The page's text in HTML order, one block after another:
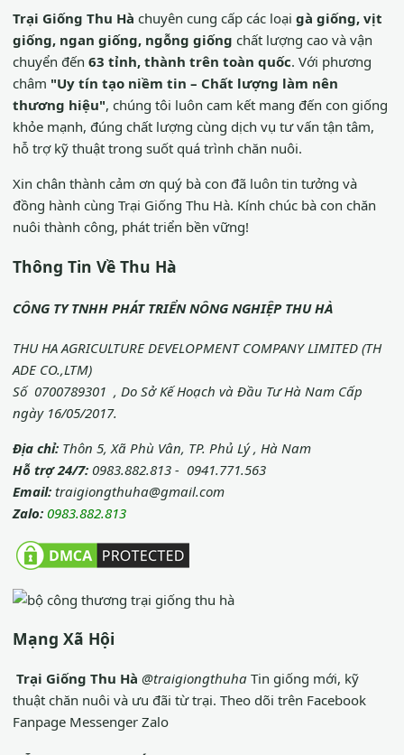
Trại Giống Thu Hà chuyên cung cấp các loạigà giống, vịt
giống, ngan giống, ngỗng giống chất lượng cao và vận
chuyển đến63 tỉnh, thành trên toàn quốc. Với phương
châm "Uy tín tạo niềm tin – Chất lượng làm nên
thương hiệu", chúng tôi luôn cam kết mang đến con giống
khỏe mạnh, đúng chất lượng cùng dịch vụ tư vấn tận tâm,
hỗ trợ kỹ thuật trong suốt quá trình chăn nuôi.
Xin chân thành cảm ơn quý bà con đã luôn tin tưởng và
đồng hành cùng Trại Giống Thu Hà. Kính chúc bà con chăn
nuôi thành công, phát triển bền vững!
Thông Tin Về Thu Hà
CÔNG TY TNHH PHÁT TRIỂN NÔNG NGHIỆP THU HÀ
THU HA AGRICULTURE DEVELOPMENT COMPANY LIMITED (TH
ADE CO.,LTM)
Số 0700789301 , Do Sở Kế Hoạch và Đầu Tư Hà Nam Cấp
ngày 16/05/2017.
Địa chỉ: Thôn 5, Xã Phù Vân, TP. Phủ Lý , Hà Nam
Hỗ trợ 24/7:0983.882.813 - 0941.771.563
Email: traigiongthuha@gmail.com
Zalo: 0983.882.813
Mạng Xã Hội
Trại Giống Thu Hà @traigiongthuha Tin giống mới, kỹ
thuật chăn nuôi và ưu đãi từ trại. Theo dõi trên Facebook
Fanpage Messenger Zalo